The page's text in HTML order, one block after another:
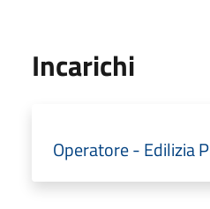
Incarichi
Operatore - Edilizia